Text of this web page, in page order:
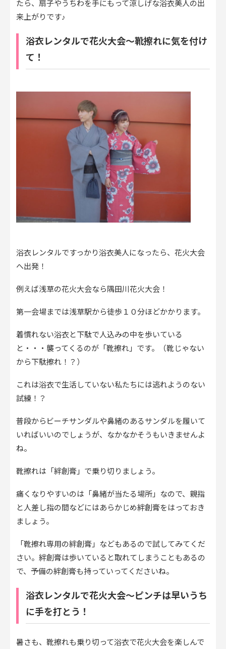
たら、扇子やうちわを手にもって涼しげな浴衣美人の出
来上がりです♪
浴衣レンタルで花火大会～靴擦れに気を付け
て！
浴衣レンタルですっかり浴衣美人になったら、花火大会
へ出発！
例えば浅草の花火大会なら隅田川花火大会！
第一会場までは浅草駅から徒歩１０分ほどかかります。
着慣れない浴衣と下駄で人込みの中を歩いている
と・・・襲ってくるのが「靴擦れ」です。（靴じゃない
から下駄擦れ！？）
これは浴衣で生活していない私たちには逃れようのない
試練！？
普段からビーチサンダルや鼻緒のあるサンダルを履いて
いればいいのでしょうが、なかなかそうもいきませんよ
ね。
靴擦れは「絆創膏」で乗り切りましょう。
痛くなりやすいのは「鼻緒が当たる場所」なので、親指
と人差し指の間などにはあらかじめ絆創膏をはっておき
ましょう。
「靴擦れ専用の絆創膏」などもあるので試してみてくだ
さい。絆創膏は歩いていると取れてしまうこともあるの
で、予備の絆創膏も持っていってくださいね。
浴衣レンタルで花火大会～ピンチは早いうち
に手を打とう！
暑さも、靴擦れも乗り切って浴衣で花火大会を楽しんで